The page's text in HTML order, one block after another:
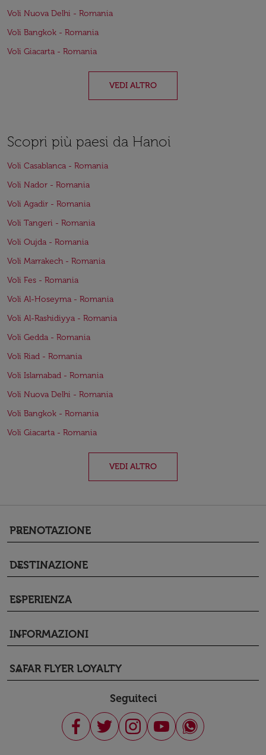
Voli Nuova Delhi - Romania
Voli Bangkok - Romania
Voli Giacarta - Romania
VEDI ALTRO
Scopri più paesi da Hanoi
Voli Casablanca - Romania
Voli Nador - Romania
Voli Agadir - Romania
Voli Tangeri - Romania
Voli Oujda - Romania
Voli Marrakech - Romania
Voli Fes - Romania
Voli Al-Hoseyma - Romania
Voli Al-Rashidiyya - Romania
Voli Gedda - Romania
Voli Riad - Romania
Voli Islamabad - Romania
Voli Nuova Delhi - Romania
Voli Bangkok - Romania
Voli Giacarta - Romania
VEDI ALTRO
PRENOTAZIONE
keyboard_arrow_down
DESTINAZIONE
keyboard_arrow_down
ESPERIENZA
keyboard_arrow_down
INFORMAZIONI
keyboard_arrow_down
SAFAR FLYER LOYALTY
keyboard_arrow_down
Seguiteci